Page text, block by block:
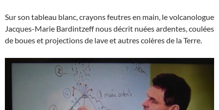
Sur son tableau blanc, crayons feutres en main, le volcanologue
Jacques-Marie Bardintzeff nous décrit nuées ardentes, coulées
de boues et projections de lave et autres colères de la Terre.